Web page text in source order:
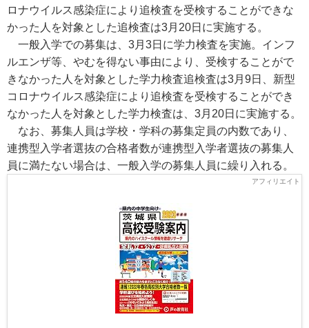
ロナウイルス感染症により追検査を受検することができな
かった人を対象とした追検査は3月20日に実施する。
一般入学での募集は、3月3日に学力検査を実施。インフ
ルエンザ等、やむを得ない事由により、受検することがで
きなかった人を対象とした学力検査追検査は3月9日、新型
コロナウイルス感染症により追検査を受検することができ
なかった人を対象とした学力検査は、3月20日に実施する。
なお、募集人員は学校・学科の募集定員の内数であり、
連携型入学者選抜の合格者数が連携型入学者選抜の募集人
員に満たない場合は、一般入学の募集人員に繰り入れる。